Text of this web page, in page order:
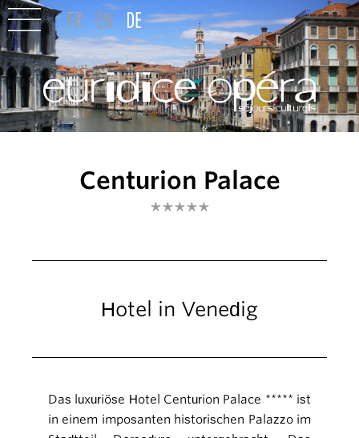
Centurion Palace
*****
Hotel in Venedig
Das luxuriöse Hotel Centurion Palace ***** ist
in einem imposanten historischen Palazzo im